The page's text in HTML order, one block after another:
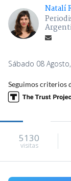
Natalí
Sábado 08
Seguimos criterios
5130
visitas